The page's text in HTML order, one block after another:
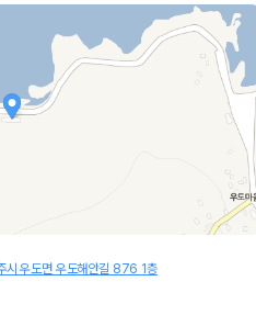
시 우도면 우도해안길 876 1층